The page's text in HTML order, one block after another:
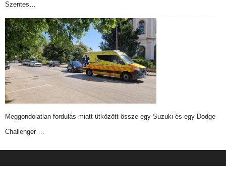
Szentes…
Meggondolatlan fordulás miatt ütközött össze egy Suzuki és egy Dodge
Challenger …